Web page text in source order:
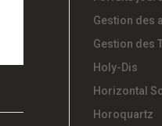
Gestion des
Gestion des
Holy-Dis
Horizontal
Horoquartz